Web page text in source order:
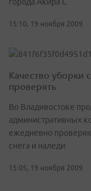
города Акира С
15:10, 19 ноября 2009
Качество уборки
проверять
Во Владивостоке
административных
ежедневно
снега и наледи
15:05, 19 ноября 2009